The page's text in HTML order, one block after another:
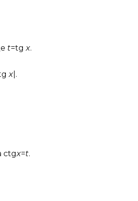
t=tgx.
x |.
ctgx=t.